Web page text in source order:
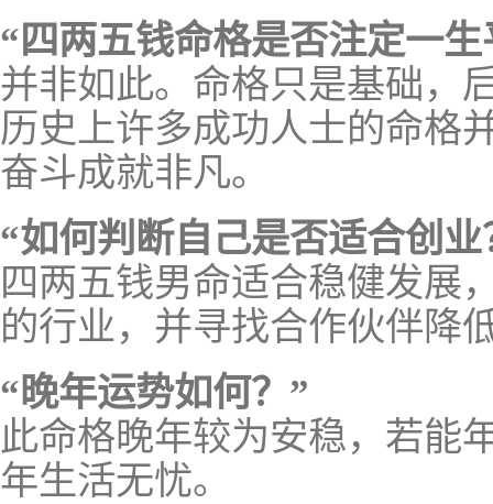
“四两五钱命格是否注定一生
并非如此。命格只是基础，
历史上许多成功人士的命格
奋斗成就非凡。
“如何判断自己是否适合创业
四两五钱男命适合稳健发展
的行业，并寻找合作伙伴降
“晚年运势如何？”
此命格晚年较为安稳，若能
年生活无忧。